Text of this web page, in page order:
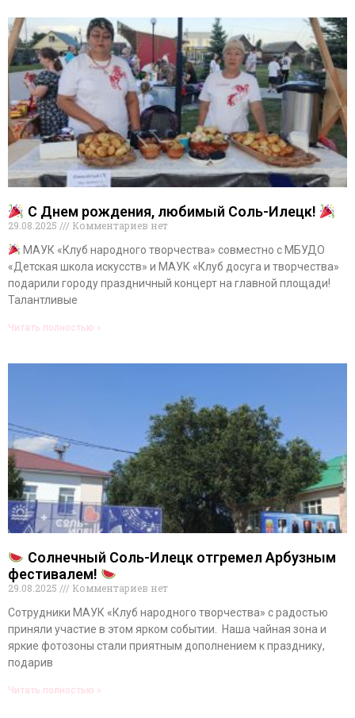
С Днем рождения, любимый Соль-Илецк!
29.08.2025
Комментариев нет
МАУК «Клуб народного творчества» совместно с МБУДО
«Детская школа искусств» и МАУК «Клуб досуга и творчества»
подарили городу праздничный концерт на главной площади!
Талантливые
Читать полностью »
Солнечный Соль-Илецк отгремел Арбузным
фестивалем!
29.08.2025
Комментариев нет
Сотрудники МАУК «Клуб народного творчества» с радостью
приняли участие в этом ярком событии. Наша чайная зона и
яркие фотозоны стали приятным дополнением к празднику,
подарив
Читать полностью »